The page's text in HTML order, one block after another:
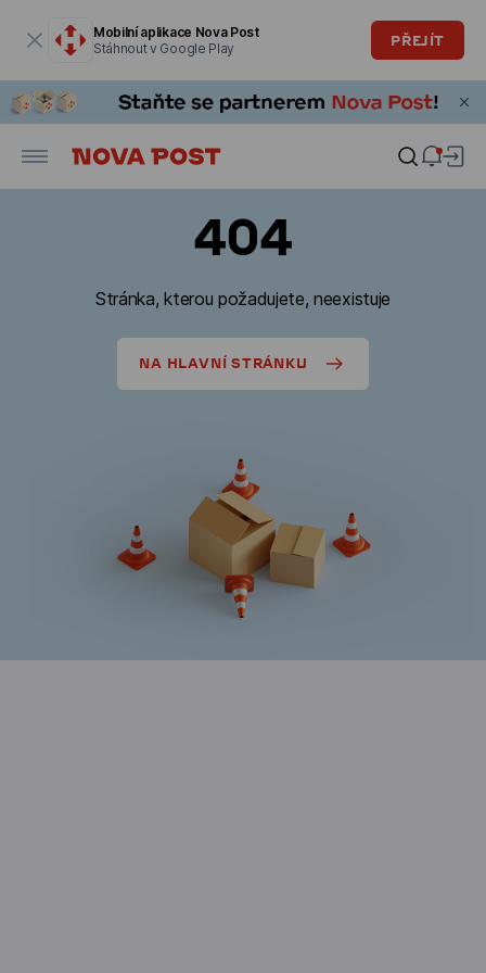
Mobilní aplikace Nova Post
Stáhnout v Google Play
PŘEJÍT
404
Stránka, kterou požadujete, neexistuje
NA HLAVNÍ STRÁNKU